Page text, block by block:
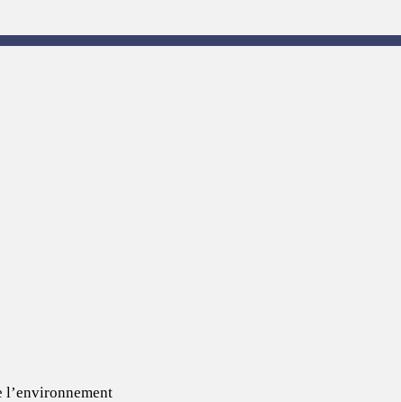
l’environnement